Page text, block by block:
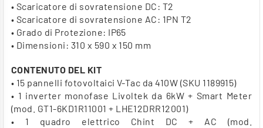
• Scaricatore di sovratensione DC: T2
• Scaricatore di sovratensione AC: 1PN T2
• Grado di Protezione: IP65
• Dimensioni: 310 x 590 x 150 mm
CONTENUTO DEL KIT
• 15 pannelli fotovoltaici V-Tac da 410W (SKU 1189915)
• 1 inverter monofase Livoltek da 6kW + Smart Meter
(mod. GT1-6KD1R11001 + LHE12DRR12001)
• 1 quadro elettrico Chint DC + AC (mod.